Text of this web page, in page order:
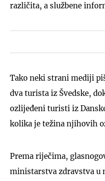
različita, a službene
Tako neki strani mediji
dva turista iz Švedske,
ozlijeđeni turisti iz
kolika je težina njihovih
Prema riječima,
ministarstva zdravstva u